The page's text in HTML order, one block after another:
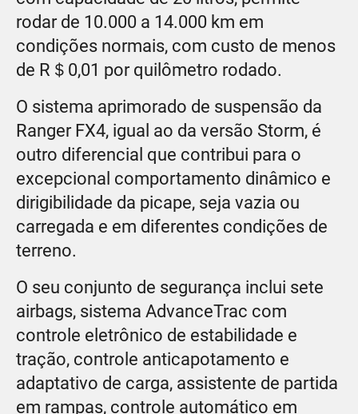
rodar de 10.000 a 14.000 km em
condições normais, com custo de menos
de R＄0,01 por quilômetro rodado.
O sistema aprimorado de suspensão da
Ranger FX4, igual ao da versão Storm, é
outro diferencial que contribui para o
excepcional comportamento dinâmico e
dirigibilidade da picape, seja vazia ou
carregada e em diferentes condições de
terreno.
O seu conjunto de segurança inclui sete
airbags, sistema AdvanceTrac com
controle eletrônico de estabilidade e
tração, controle anticapotamento e
adaptativo de carga, assistente de partida
em rampas, controle automático em